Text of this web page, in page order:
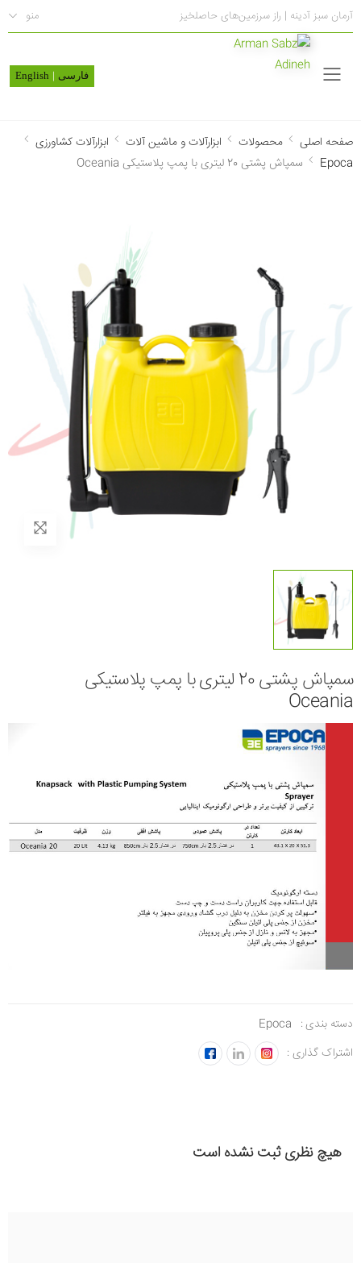
آرمان سبز آدینه | راز سرزمین‌های حاصلخیز منو
منو فارسی |
English
صفحه اصلی محصولات ابزارآلات و ماشین آلات
ابزارآلات کشاورزی
Epoca
سمپاش پشتی 20 لیتری با پمپ پلاستیکی Oceania
سمپاش پشتی 20 لیتری با پمپ پلاستیکی
Oceania
دسته بندی : Epoca
اشتراک گذاری :
هیچ نظری ثبت نشده است